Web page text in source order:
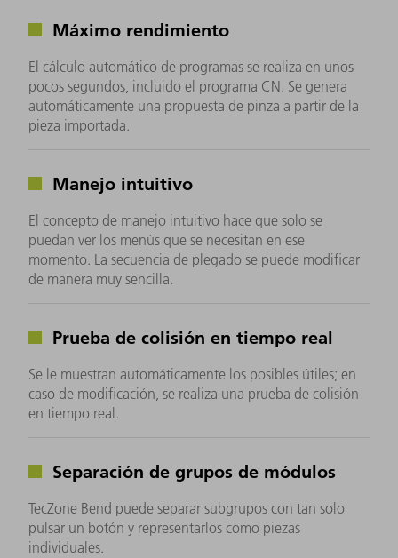
Máximo rendimiento
El cálculo automático de programas se realiza en unos
pocos segundos, incluido el programa CN. Se genera
automáticamente una propuesta de pinza a partir de la
pieza importada.
Manejo intuitivo
El concepto de manejo intuitivo hace que solo se
puedan ver los menús que se necesitan en ese
momento. La secuencia de plegado se puede modificar
de manera muy sencilla.
Prueba de colisión en tiempo real
Se le muestran automáticamente los posibles útiles; en
caso de modificación, se realiza una prueba de colisión
en tiempo real.
Separación de grupos de módulos
TecZone Bend puede separar subgrupos con tan solo
pulsar un botón y representarlos como piezas
individuales.